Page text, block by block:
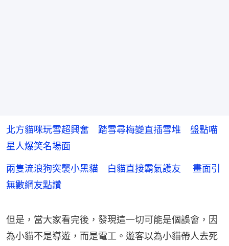
北方貓咪玩雪超興奮 踏雪尋梅變直插雪堆 盤點喵
星人爆笑名場面
兩隻流浪狗突襲小黑貓 白貓直接霸氣護友 畫面引
無數網友點讚
但是，當大家看完後，發現這一切可能是個誤會，因
為小貓不是導遊，而是電工。遊客以為小貓帶人去死